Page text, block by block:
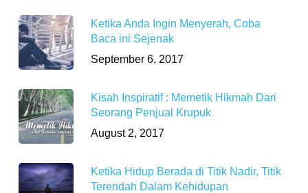
Ketika Anda Ingin Menyerah, Coba
Baca ini Sejenak
September 6, 2017
Kisah Inspiratif : Memetik Hikmah Dari
Seorang Penjual Krupuk
August 2, 2017
Ketika Hidup Berada di Titik Nadir, Titik
Terendah Dalam Kehidupan